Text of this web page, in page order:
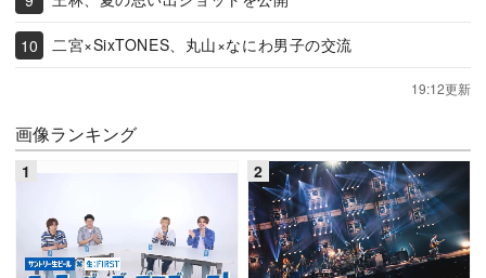
二宮×SixTONES、丸山×なにわ男子の交流
19:12更新
画像ランキング